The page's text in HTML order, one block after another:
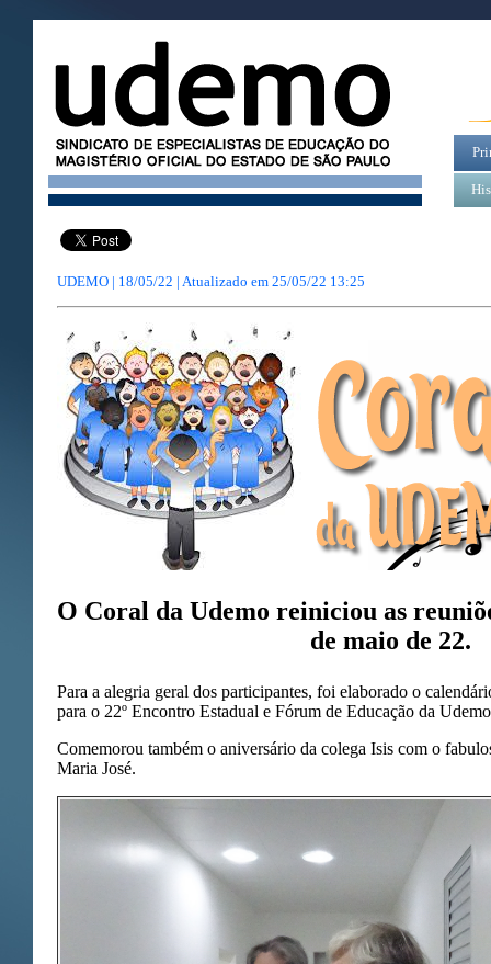
UDEMO | 18/05/22 | Atualizado em 25/05/22 13:25
O Coral da Udemo reiniciou as
de maio de 22.
Para a alegria geral dos participantes, foi elaborado o
para o 22º Encontro Estadual e Fórum de Educação da
Comemorou também o aniversário da colega Isis com o
Maria José.